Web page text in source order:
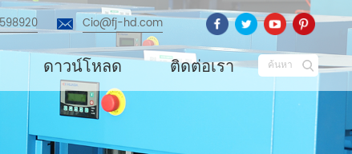
Cio@fj-hd.com
ดาวน์โหลด ติดต่อเรา ค้นหา